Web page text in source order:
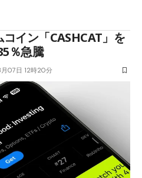
イン「CASHCAT」を
％急騰
07日 12時20分